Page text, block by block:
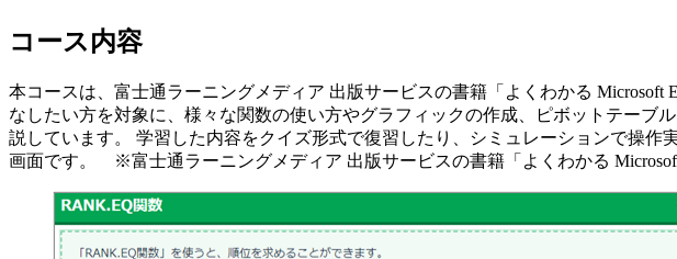
コース内容
本コースは、富士通ラーニングメディア 出版サービスの書籍「よくわかる Microsoft
なしたい方を対象に、様々な関数の使い方やグラフィックの作成、ピボットテー
説しています。 学習した内容をクイズ形式で復習したり、シミュレーションで操作
画面です。 ※富士通ラーニングメディア 出版サービスの書籍「よくわかる Microsoft